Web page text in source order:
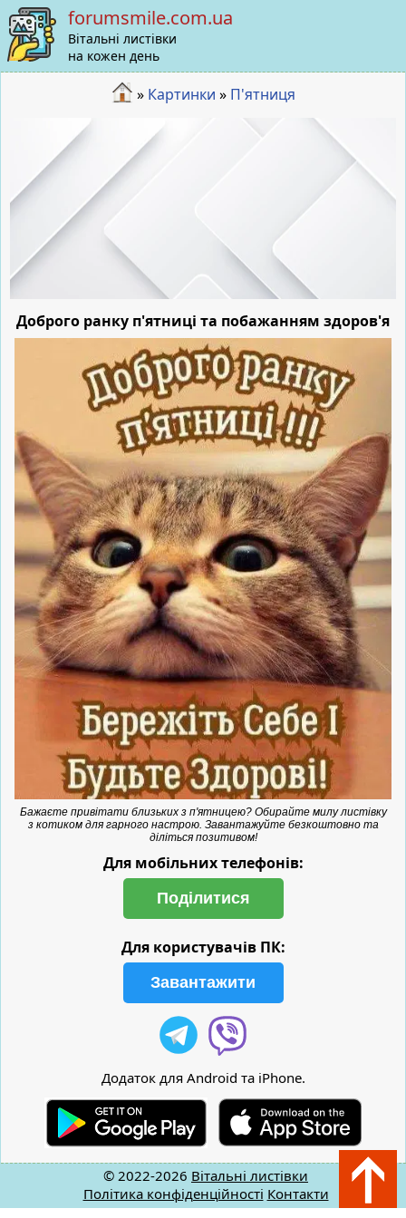
forumsmile.com.ua
Вітальні листівки
на кожен день
» Картинки » П'ятниця
Доброго ранку п'ятниці та побажанням здоров'я
Бажаєте привітати близьких з п'ятницею? Обирайте милу листівку
з котиком для гарного настрою. Завантажуйте безкоштовно та
діліться позитивом!
Для мобільних телефонів:
Поділитися
Для користувачів ПК:
Завантажити
Додаток для Android та iPhone.
© 2022-2026 Вітальні листівки
Політика конфіденційності Контакти